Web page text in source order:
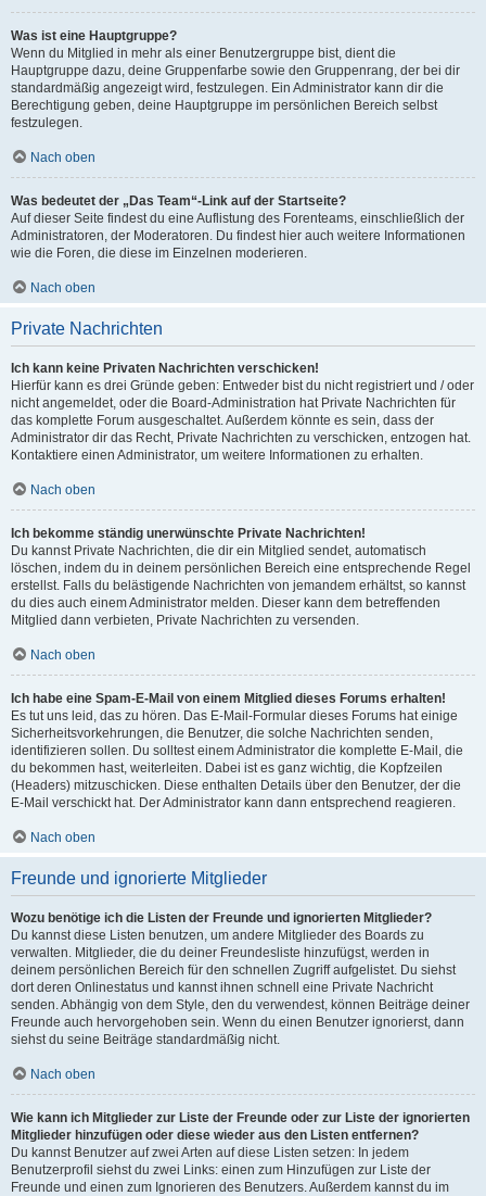
Was ist eine Hauptgruppe?
Wenn du Mitglied in mehr als einer Benutzergruppe bist, dient die
Hauptgruppe dazu, deine Gruppenfarbe sowie den Gruppenrang, der bei dir
standardmäßig angezeigt wird, festzulegen. Ein Administrator kann dir die
Berechtigung geben, deine Hauptgruppe im persönlichen Bereich selbst
festzulegen.
Nach oben
Was bedeutet der „Das Team“-Link auf der Startseite?
Auf dieser Seite findest du eine Auflistung des Forenteams, einschließlich der
Administratoren, der Moderatoren. Du findest hier auch weitere Informationen
wie die Foren, die diese im Einzelnen moderieren.
Nach oben
Private Nachrichten
Ich kann keine Privaten Nachrichten verschicken!
Hierfür kann es drei Gründe geben: Entweder bist du nicht registriert und / oder
nicht angemeldet, oder die Board-Administration hat Private Nachrichten für
das komplette Forum ausgeschaltet. Außerdem könnte es sein, dass der
Administrator dir das Recht, Private Nachrichten zu verschicken, entzogen hat.
Kontaktiere einen Administrator, um weitere Informationen zu erhalten.
Nach oben
Ich bekomme ständig unerwünschte Private Nachrichten!
Du kannst Private Nachrichten, die dir ein Mitglied sendet, automatisch
löschen, indem du in deinem persönlichen Bereich eine entsprechende Regel
erstellst. Falls du belästigende Nachrichten von jemandem erhältst, so kannst
du dies auch einem Administrator melden. Dieser kann dem betreffenden
Mitglied dann verbieten, Private Nachrichten zu versenden.
Nach oben
Ich habe eine Spam-E-Mail von einem Mitglied dieses Forums erhalten!
Es tut uns leid, das zu hören. Das E-Mail-Formular dieses Forums hat einige
Sicherheitsvorkehrungen, die Benutzer, die solche Nachrichten senden,
identifizieren sollen. Du solltest einem Administrator die komplette E-Mail, die
du bekommen hast, weiterleiten. Dabei ist es ganz wichtig, die Kopfzeilen
(Headers) mitzuschicken. Diese enthalten Details über den Benutzer, der die
E-Mail verschickt hat. Der Administrator kann dann entsprechend reagieren.
Nach oben
Freunde und ignorierte Mitglieder
Wozu benötige ich die Listen der Freunde und ignorierten Mitglieder?
Du kannst diese Listen benutzen, um andere Mitglieder des Boards zu
verwalten. Mitglieder, die du deiner Freundesliste hinzufügst, werden in
deinem persönlichen Bereich für den schnellen Zugriff aufgelistet. Du siehst
dort deren Onlinestatus und kannst ihnen schnell eine Private Nachricht
senden. Abhängig von dem Style, den du verwendest, können Beiträge deiner
Freunde auch hervorgehoben sein. Wenn du einen Benutzer ignorierst, dann
siehst du seine Beiträge standardmäßig nicht.
Nach oben
Wie kann ich Mitglieder zur Liste der Freunde oder zur Liste der ignorierten
Mitglieder hinzufügen oder diese wieder aus den Listen entfernen?
Du kannst Benutzer auf zwei Arten auf diese Listen setzen: In jedem
Benutzerprofil siehst du zwei Links: einen zum Hinzufügen zur Liste der
Freunde und einen zum Ignorieren des Benutzers. Außerdem kannst du im